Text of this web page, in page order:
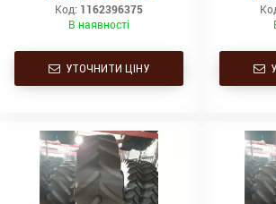
Код: 1162396375
В наявності
УТОЧНИТИ ЦІНУ